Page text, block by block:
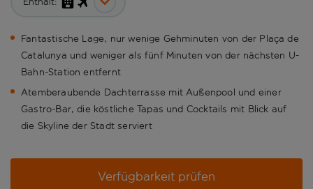
Fantastische Lage, nur wenige Gehminuten von der Plaça de
Catalunya und weniger als fünf Minuten von der nächsten U-
Bahn-Station entfernt
Atemberaubende Dachterrasse mit Außenpool und einer
Gastro-Bar, die köstliche Tapas und Cocktails mit Blick auf
die Skyline der Stadt serviert
Verfügbarkeit prüfen